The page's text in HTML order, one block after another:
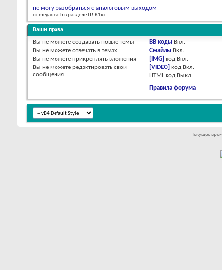
не могу разобраться с аналоговым выходом
от megadeath в разделе ПЛК1хх
Ваши права
Вы не можете создавать новые темы
Вы не можете отвечать в темах
Вы не можете прикреплять вложения
Вы не можете редактировать свои
сообщения
BB коды Вкл.
Смайлы Вкл.
[IMG] код Вкл.
[VIDEO] код Вкл.
HTML код Выкл.
Правила форума
Текущее